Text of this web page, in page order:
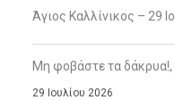
Άγιος Καλλίνικος – 29
Μη φοβάστε τα
29 Ιουλίου 2026